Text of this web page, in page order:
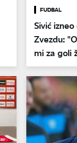
FUDBAL
Sivić
Zvezdu:
mi za goli